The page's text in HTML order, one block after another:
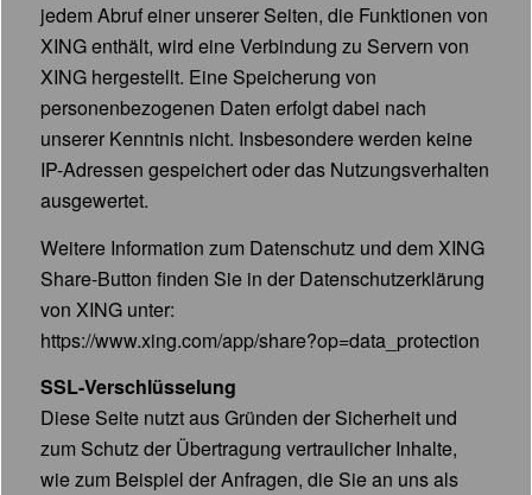
jedem Abruf einer unserer Seiten, die Funktionen von
XING enthält, wird eine Verbindung zu Servern von
XING hergestellt. Eine Speicherung von
personenbezogenen Daten erfolgt dabei nach
unserer Kenntnis nicht. Insbesondere werden keine
IP-Adressen gespeichert oder das Nutzungsverhalten
ausgewertet.
Weitere Information zum Datenschutz und dem XING
Share-Button finden Sie in der Datenschutzerklärung
von XING unter:
https://www.xing.com/app/share?op=data_protection
SSL-Verschlüsselung
Diese Seite nutzt aus Gründen der Sicherheit und
zum Schutz der Übertragung vertraulicher Inhalte,
wie zum Beispiel der Anfragen, die Sie an uns als